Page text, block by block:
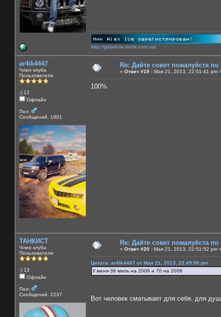
http://gelateria-roma.com.ua/
ar4ik4447
Член клуба
Пользователи
:) 12
Офлайн
Пол:
Сообщений: 1901
Re: Дайте совет пожалуйста
« Ответ #19 : Мая 21, 2013, 22:51:41 pm
100%
ТАНКИСТ
Член клуба
Пользователи
:) 13
Офлайн
Пол:
Сообщений: 2237
Re: Дайте совет пожалуйста
« Ответ #20 : Мая 21, 2013, 22:51:52 pm
Цитата: ar4ik4447 от Мая 21, 2013, 22:49:50 pm
У меня 38 миль на 2008 и 70 на 2006
Вот человек сматывает для себя, для